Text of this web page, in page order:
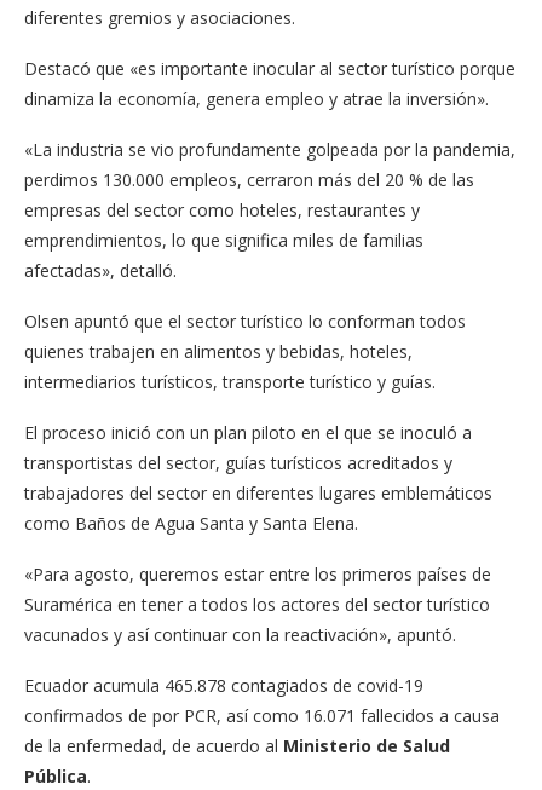
diferentes gremios y asociaciones.
Destacó que «es importante inocular al sector turístico porque
dinamiza la economía, genera empleo y atrae la inversión».
«La industria se vio profundamente golpeada por la pandemia,
perdimos 130.000 empleos, cerraron más del 20 % de las
empresas del sector como hoteles, restaurantes y
emprendimientos, lo que significa miles de familias
afectadas», detalló.
Olsen apuntó que el sector turístico lo conforman todos
quienes trabajen en alimentos y bebidas, hoteles,
intermediarios turísticos, transporte turístico y guías.
El proceso inició con un plan piloto en el que se inoculó a
transportistas del sector, guías turísticos acreditados y
trabajadores del sector en diferentes lugares emblemáticos
como Baños de Agua Santa y Santa Elena.
«Para agosto, queremos estar entre los primeros países de
Suramérica en tener a todos los actores del sector turístico
vacunados y así continuar con la reactivación», apuntó.
Ecuador acumula 465.878 contagiados de covid-19
confirmados de por PCR, así como 16.071 fallecidos a causa
de la enfermedad, de acuerdo al Ministerio de Salud
Pública.